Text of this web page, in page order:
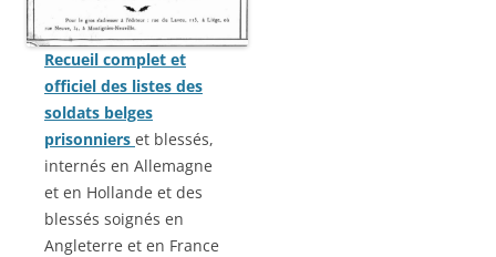
Recueil complet et
officiel des listes des
soldats belges
prisonniers et blessés,
internés en Allemagne
et en Hollande et des
blessés soignés en
Angleterre et en France